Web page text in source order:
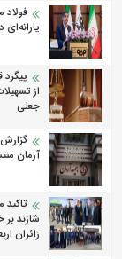
فولاد
پیگرد
از
جعلی
گزارش
آرمان
شازند
زائران